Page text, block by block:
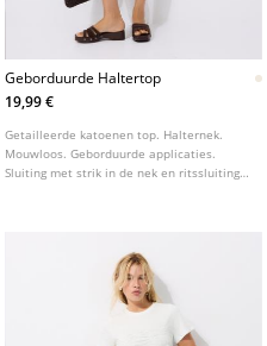
Geborduurde Haltertop
19,99 €
Getailleerde katoenen top. Halternek.
Mouwloos. Geborduurde applicaties.
Sluiting met strik in de nek en ritssluiting